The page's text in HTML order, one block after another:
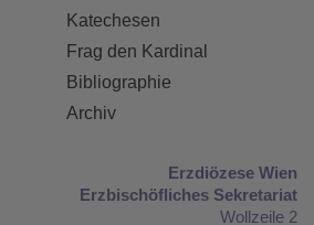
Katechesen
Frag den Kardinal
Bibliographie
Archiv
Erzdiözese Wien
Erzbischöfliches Sekretariat
Wollzeile 2